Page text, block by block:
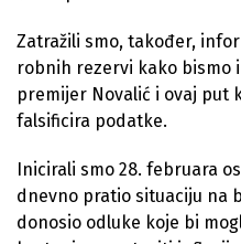
Zatražili smo, također,
robnih rezervi kako bismo
premijer Novalić i ovaj put
falsificira podatke.
Inicirali smo 28. februara
dnevno pratio situaciju na
donosio odluke koje bi